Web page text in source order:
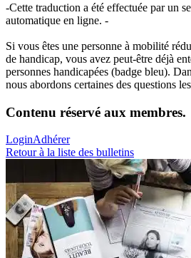
-Cette traduction a été effectuée par un
automatique en ligne. -
Si vous êtes une personne à mobilité
de handicap, vous avez peut-être déjà
personnes handicapées (badge bleu).
nous abordons certaines des questions les
Contenu réservé aux membres.
LoginAdhérer
Retour à la liste des bulletins